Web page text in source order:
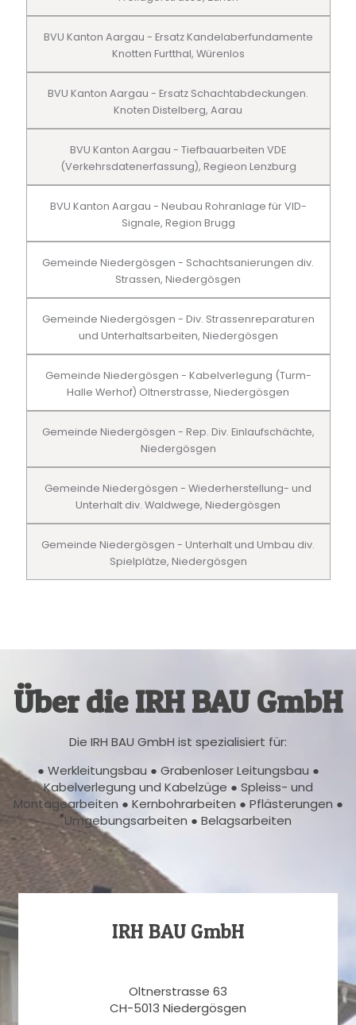
BVU Kanton Aargau - Ersatz Kandelaberfundamente
Knotten Furtthal, Würenlos
BVU Kanton Aargau - Ersatz Schachtabdeckungen.
Knoten Distelberg, Aarau
BVU Kanton Aargau - Tiefbauarbeiten VDE
(Verkehrsdatenerfassung), Regieon Lenzburg
BVU Kanton Aargau - Neubau Rohranlage für VID-
Signale, Region Brugg
Gemeinde Niedergösgen - Schachtsanierungen div.
Strassen, Niedergösgen
Gemeinde Niedergösgen - Div. Strassenreparaturen
und Unterhaltsarbeiten, Niedergösgen
Gemeinde Niedergösgen - Kabelverlegung (Turm-
Halle Werhof) Oltnerstrasse, Niedergösgen
Gemeinde Niedergösgen - Rep. Div. Einlaufschächte,
Niedergösgen
Gemeinde Niedergösgen - Wiederherstellung- und
Unterhalt div. Waldwege, Niedergösgen
Gemeinde Niedergösgen - Unterhalt und Umbau div.
Spielplätze, Niedergösgen
Über die IRH BAU GmbH
Die IRH BAU GmbH ist spezialisiert für:
● Werkleitungsbau ● Grabenloser Leitungsbau ●
Kabelverlegung und Kabelzüge ● Spleiss- und
Montagearbeiten ● Kernbohrarbeiten ● Pflästerungen ●
Umgebungsarbeiten ● Belagsarbeiten
IRH BAU GmbH
Oltnerstrasse 63
CH-5013 Niedergösgen